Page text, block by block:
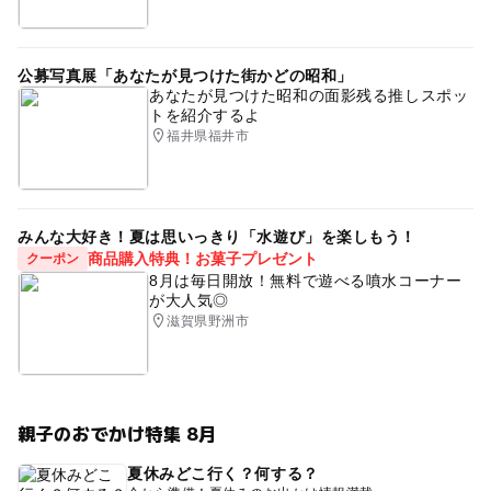
公募写真展「あなたが見つけた街かどの昭和」
あなたが見つけた昭和の面影残る推しスポッ
トを紹介するよ
福井県福井市
みんな大好き！夏は思いっきり「水遊び」を楽しもう！
クーポン 商品購入特典！お菓子プレゼント
8月は毎日開放！無料で遊べる噴水コーナー
が大人気◎
滋賀県野洲市
親子のおでかけ特集 8月
夏休みどこ行く？何する？